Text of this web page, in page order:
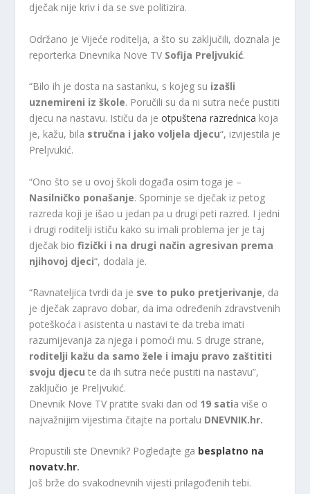
dječak nije kriv i da se sve politizira.
Održano je Vijeće roditelja, a što su zaključili, doznala je
reporterka Dnevnika Nove TV Sofija Preljvukić.
“Bilo ih je dosta na sastanku, s kojeg su izašli
uznemireni iz škole. Poručili su da ni sutra neće pustiti
djecu na nastavu. Ističu da jeotpuštena razrednica koja
je, kažu, bila stručna i jako voljela djecu“, izvijestila je
Preljvukić.
“Ono što se u ovoj školi događa osim toga je –
Nasilničko ponašanje. Spominje se dječak iz petog
razreda koji je išao u jedan pa u drugi peti razred. I jedni
i drugi roditelji ističu kako su imali problema jer je taj
dječak biofizički i na drugi način agresivan prema
njihovoj djeci“, dodala je.
“Ravnateljica tvrdi da je sve to puko pretjerivanje, da
je dječak zapravo dobar, da ima određenih zdravstvenih
poteškoća i asistenta u nastavi te da treba imati
razumijevanja za njega i pomoći mu. S druge strane,
roditelji kažu da samo žele i imaju pravo zaštititi
svoju djecute da ih sutra neće pustiti na nastavu”,
zaključio je Preljvukić.
Dnevnik Nove TV pratite svaki dan od 19 satia više o
najvažnijim vijestima čitajte na portalu DNEVNIK.hr.
Propustili ste Dnevnik? Pogledajte ga besplatno na
novatv.hr.
Još brže do svakodnevnih vijesti prilagođenih tebi.